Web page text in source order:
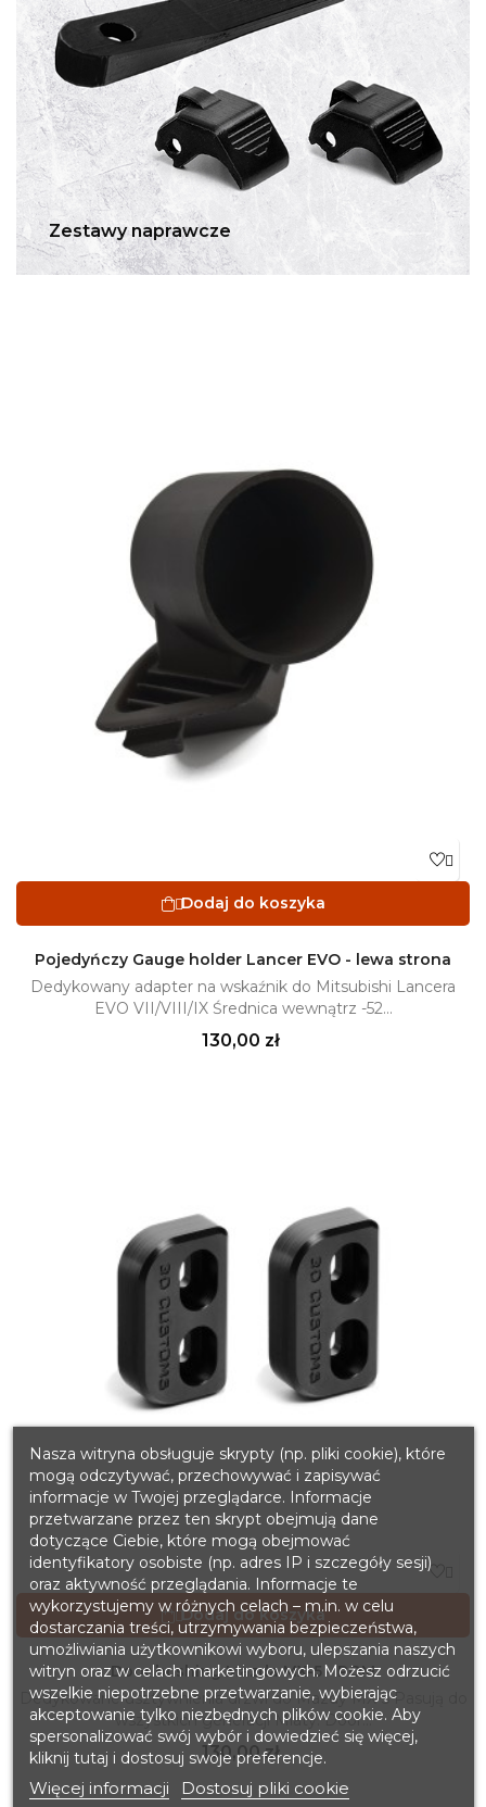
Zestawy naprawcze

Dodaj do koszyka
Pojedyńczy Gauge holder Lancer EVO - lewa strona
Dedykowany adapter na wskaźnik do Mitsubishi Lancera
EVO VII/VIII/IX Średnica wewnątrz -52...
Cena
130,00 zł
 Dodaj do koszyka
Door bushing Mazda MX-5 - POM
Dedykowane usztywnienia drzwi do Mazdy MX-5 Pasują do
wszystkich generacji Miaty. Door...
Cena
130,00 zł
Nasza witryna obsługuje skrypty (np. pliki cookie), które
mogą odczytywać, przechowywać i zapisywać
informacje w Twojej przeglądarce. Informacje
przetwarzane przez ten skrypt obejmują dane
dotyczące Ciebie, które mogą obejmować
identyfikatory osobiste (np. adres IP i szczegóły sesji)
oraz aktywność przeglądania. Informacje te
wykorzystujemy w różnych celach – m.in. w celu
dostarczania treści, utrzymywania bezpieczeństwa,
umożliwiania użytkownikowi wyboru, ulepszania naszych
witryn oraz w celach marketingowych. Możesz odrzucić
wszelkie niepotrzebne przetwarzanie, wybierając
akceptowanie tylko niezbędnych plików cookie. Aby
spersonalizować swój wybór i dowiedzieć się więcej,
kliknij tutaj i dostosuj swoje preferencje.
Więcej informacji Dostosuj pliki cookie